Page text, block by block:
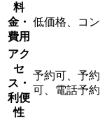
料
金・
費用
低価格、コ
アク
セ
ス・
利便
性
予約可、予
可、電話予